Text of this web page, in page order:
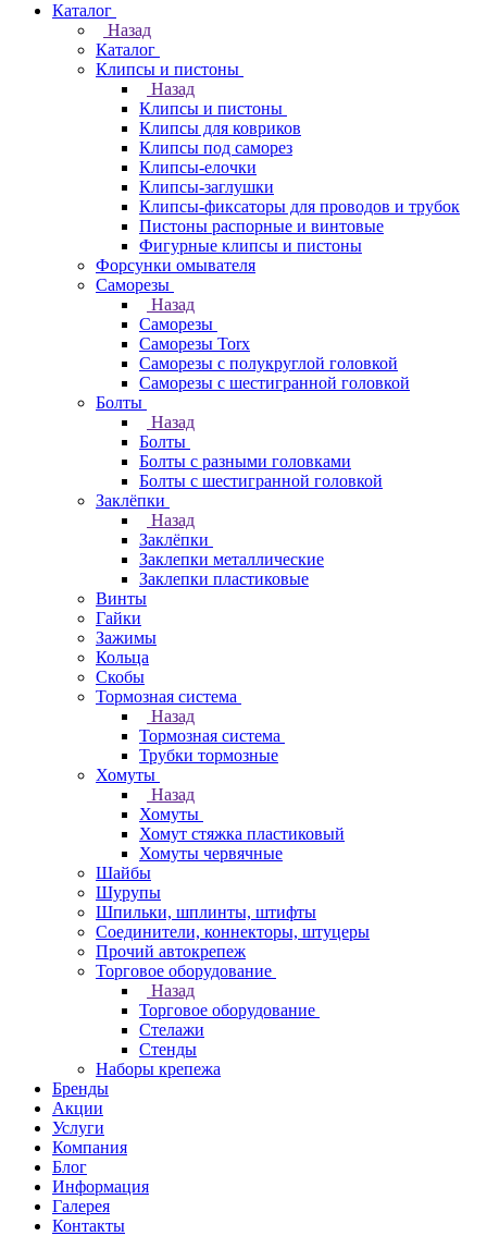
Каталог
Назад
Каталог
Клипсы и пистоны
Назад
Клипсы и пистоны
Клипсы для ковриков
Клипсы под саморез
Клипсы-елочки
Клипсы-заглушки
Клипсы-фиксаторы для проводов и трубок
Пистоны распорные и винтовые
Фигурные клипсы и пистоны
Форсунки омывателя
Саморезы
Назад
Саморезы
Саморезы Torx
Саморезы с полукруглой головкой
Саморезы с шестигранной головкой
Болты
Назад
Болты
Болты с разными головками
Болты с шестигранной головкой
Заклёпки
Назад
Заклёпки
Заклепки металлические
Заклепки пластиковые
Винты
Гайки
Зажимы
Кольца
Скобы
Тормозная система
Назад
Тормозная система
Трубки тормозные
Хомуты
Назад
Хомуты
Хомут стяжка пластиковый
Хомуты червячные
Шайбы
Шурупы
Шпильки, шплинты, штифты
Соединители, коннекторы, штуцеры
Прочий автокрепеж
Торговое оборудование
Назад
Торговое оборудование
Стелажи
Стенды
Наборы крепежа
Бренды
Акции
Услуги
Компания
Блог
Информация
Галерея
Контакты